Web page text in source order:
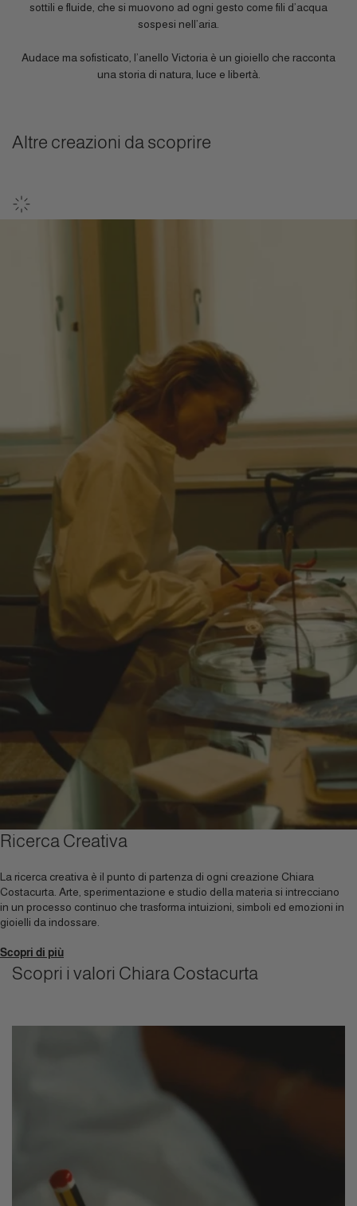
sottili e fluide, che si muovono ad ogni gesto come fili d’acqua
sospesi nell’aria.
Audace ma sofisticato, l’anello Victoria è un gioiello che racconta
una storia di natura, luce e libertà.
Altre creazioni da scoprire
Ricerca Creativa
La ricerca creativa è il punto di partenza di ogni creazione Chiara
Costacurta. Arte, sperimentazione e studio della materia si intrecciano
in un processo continuo che trasforma intuizioni, simboli ed emozioni in
gioielli da indossare.
Scopri di più
Scopri i valori Chiara Costacurta